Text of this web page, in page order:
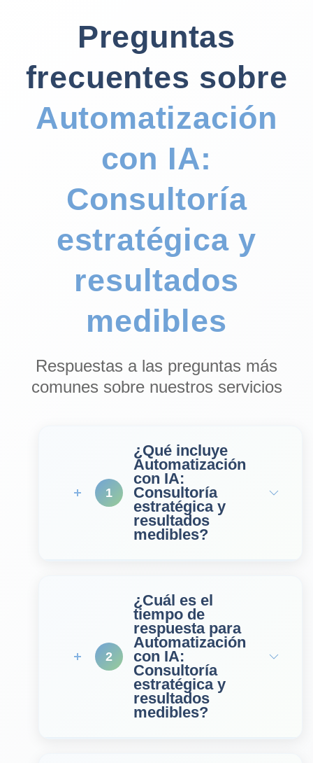
Preguntas
frecuentes sobre
Automatización
con IA:
Consultoría
estratégica y
resultados
medibles
Respuestas a las preguntas más
comunes sobre nuestros servicios
1
¿Qué incluye
Automatización
con IA:
Consultoría
estratégica y
resultados
medibles?
2
¿Cuál es el
tiempo de
respuesta para
Automatización
con IA:
Consultoría
estratégica y
resultados
medibles?